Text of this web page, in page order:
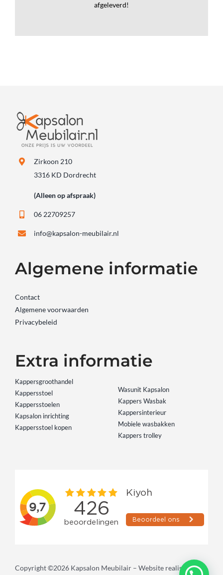
afgeleverd!
Zirkoon 210
3316 KD Dordrecht
(Alleen op afspraak)
06 22709257
info@kapsalon-meubilair.nl
Algemene informatie
Contact
Algemene voorwaarden
Privacybeleid
Extra informatie
Kappersgroothandel
Kappersstoel
Kappersstoelen
Kapsalon inrichting
Kappersstoel kopen
Wasunit Kapsalon
Kappers Wasbak
Kappersinterieur
Mobiele wasbakken
Kappers trolley
Copyright ©2026 Kapsalon Meubilair – Website realisatie: